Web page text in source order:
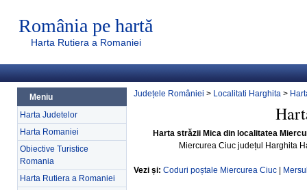
România pe hartă
Harta Rutiera a Romaniei
Meniu
Harta Judetelor
Harta Romaniei
Obiective Turistice
Romania
Harta Rutiera a Romaniei
Județele României > Localitati Harghita >
Harta străzii Mica din localitatea
Miercurea Ciuc județul Harghita
Vezi și: Coduri poștale Miercurea Ciuc